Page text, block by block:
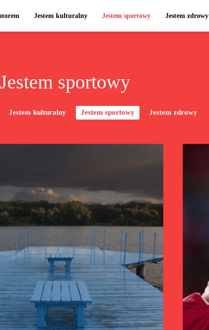
Jestem kulturalny Jestem sportowy Jestem zdrowy
Jestem sportowy
Jestem kulturalny Jestem sportowy Jestem zdrowy